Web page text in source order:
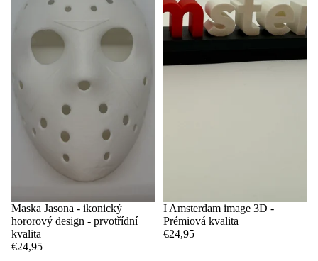
Maska Jasona - ikonický
hororový design - prvotřídní
kvalita
€24,95
I Amsterdam image 3D -
Prémiová kvalita
€24,95